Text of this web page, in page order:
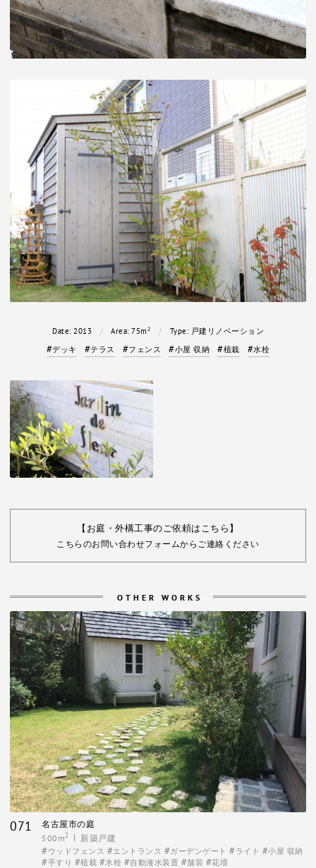
Date: 2013 Area:75m2 Type: 戸建リノベーション
デッキ
テラス フェンス 小屋 収納 植栽 水栓
【お庭・外構工事のご依頼はこちら】
こちらのお問い合わせフォームからご連絡ください
OTHER WORKS
071
名古屋市の庭
500m2 新築戸建
ウッドフェンス エントランス ガーデンゲート ライト
小屋 収納
手すり
植栽 水栓 自動潅水装置 舗装 花壇